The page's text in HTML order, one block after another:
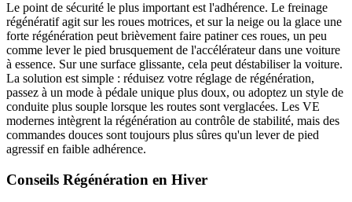
Le point de sécurité le plus important est l'adhérence. Le freinage
régénératif agit sur les roues motrices, et sur la neige ou la glace une
forte régénération peut brièvement faire patiner ces roues, un peu
comme lever le pied brusquement de l'accélérateur dans une voiture
à essence. Sur une surface glissante, cela peut déstabiliser la voiture.
La solution est simple : réduisez votre réglage de régénération,
passez à un mode à pédale unique plus doux, ou adoptez un style de
conduite plus souple lorsque les routes sont verglacées. Les VE
modernes intègrent la régénération au contrôle de stabilité, mais des
commandes douces sont toujours plus sûres qu'un lever de pied
agressif en faible adhérence.
Conseils Régénération en Hiver